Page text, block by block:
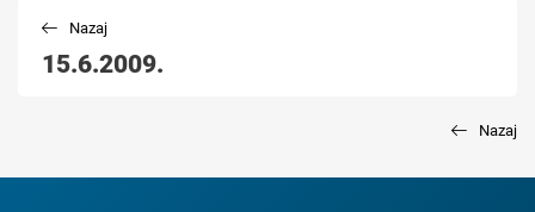
15.6.2009.
Nazaj
Nazaj